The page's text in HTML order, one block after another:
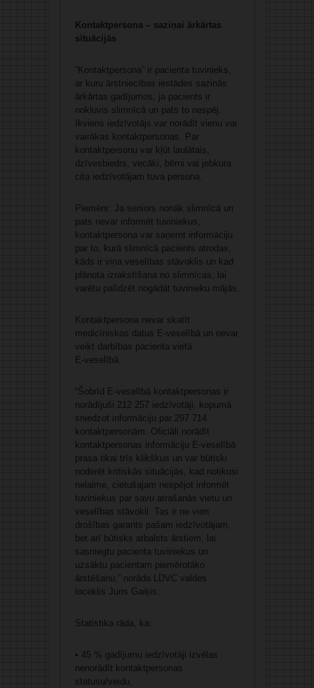
Kontaktpersona – saziņai ārkārtas
situācijās
“Kontaktpersona” ir pacienta tuvinieks,
ar kuru ārstniecības iestādes sazinās
ārkārtas gadījumos, ja pacients ir
nokļuvis slimnīcā un pats to nespēj.
Ikviens iedzīvotājs var norādīt vienu vai
vairākas kontaktpersonas. Par
kontaktpersonu var kļūt laulātais,
dzīvesbiedrs, vecāki, bērni vai jebkura
cita iedzīvotājam tuva persona.
Piemērs: Ja seniors nonāk slimnīcā un
pats nevar informēt tuviniekus,
kontaktpersona var saņemt informāciju
par to, kurā slimnīcā pacients atrodas,
kāds ir viņa veselības stāvoklis un kad
plānota izrakstīšana no slimnīcas, lai
varētu palīdzēt nogādāt tuvinieku mājās.
Kontaktpersona nevar skatīt
medicīniskos datus E-veselībā un nevar
veikt darbības pacienta vietā
E‑veselībā.
“Šobrīd E-veselībā kontaktpersonas ir
norādījuši 212 257 iedzīvotāji, kopumā
sniedzot informāciju par 297 714
kontaktpersonām. Oficiāli norādīt
kontaktpersonas informāciju E-veselībā
prasa tikai trīs klikšķus un var būtiski
noderēt kritiskās situācijās, kad notikusi
nelaime, cietušajam nespējot informēt
tuviniekus par savu atrašanās vietu un
veselības stāvokli. Tas ir ne vien
drošības garants pašam iedzīvotājam,
bet arī būtisks atbalsts ārstiem, lai
sasniegtu pacienta tuviniekus un
uzsāktu pacientam piemērotāko
ārstēšanu,” norāda LDVC valdes
loceklis Juris Gaiķis.
Statistika rāda, ka:
• 45 % gadījumu iedzīvotāji izvēlas
nenorādīt kontaktpersonas
statusu/veidu,